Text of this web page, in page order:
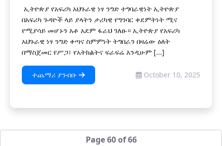
ኢትዮጵያ የአፍሪካ አህጉራዊ ነፃ ንግድ ተግባራዊነት ኢትዮጵያ
በአፍሪካ ጉዳዮች ላይ ያላትን ታሪካዊ የግንባር ቀደምትነት ሚና
የሚያሳይ መሆኑን አቶ አደም ፋራህ ገለፁ። ኢትዮጵያ የአፍሪካ
አህጉራዊ ነፃ ንግድ ቀጣና ስምምነት ትግበራን በዛሬው ዕለት
በማስጀመር የሥጋ፣ የአትክልትና ፍራፍሬ እንዲሁም [...]
ተጨማሪ ያንብቡ October 10, 2025
Page 60 of 66